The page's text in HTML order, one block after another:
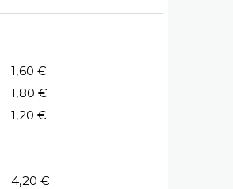
1,60 €
1,80 €
1,20 €
4,20 €